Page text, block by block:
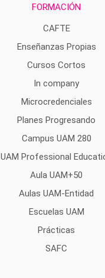
FORMACIÓN
CAFTE
Enseñanzas Propias
Cursos Cortos
In company
Microcredenciales
Planes Progresando
Campus UAM 280
UAM Professional
Aula UAM+50
Aulas UAM-Entidad
Escuelas UAM
Prácticas
SAFC